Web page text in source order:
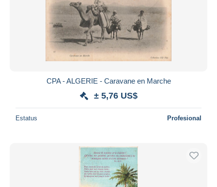
CPA - ALGERIE - Caravane en Marche
± 5,76 US$
Estatus Profesional